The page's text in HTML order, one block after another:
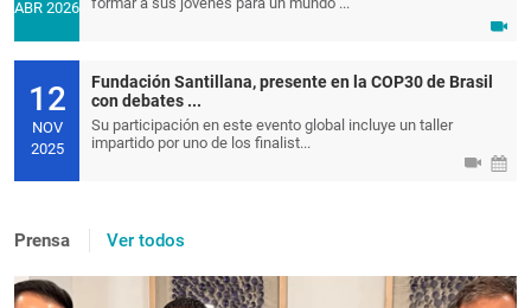
ABR 2026
12
NOV
2025
Fundación Santillana, presente en la COP30 de Brasil
con debates ...
Su participación en este evento global incluye un taller
impartido por uno de los finalist...
Prensa Ver todos